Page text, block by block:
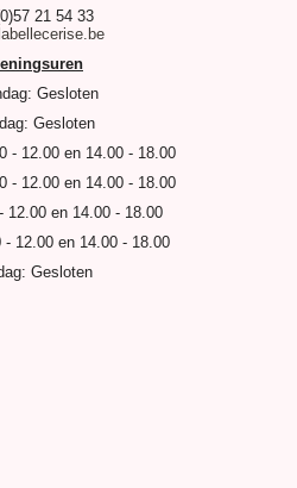
21 54 33
Gesloten
Gesloten
- 12.00 en 14.00 - 18.00
- 12.00 en 14.00 - 18.00
12.00 en 14.00 - 18.00
- 12.00 en 14.00 - 18.00
Gesloten